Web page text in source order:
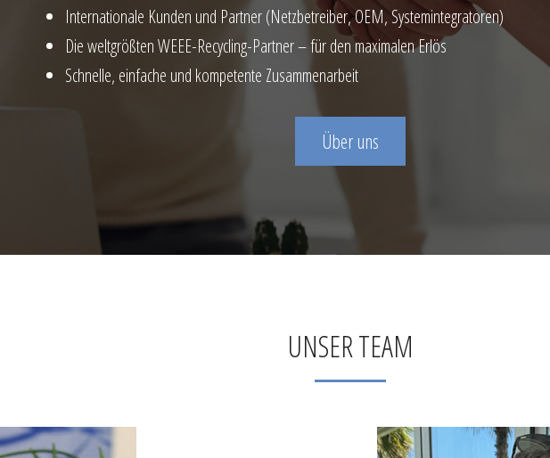
Internationale Kunden und Partner (Netzbetreiber, OEM, Systemintegratoren)
Die weltgrößten WEEE-Recycling-Partner – für den maximalen Erlös
Schnelle, einfache und kompetente Zusammenarbeit
Über uns
UNSER TEAM